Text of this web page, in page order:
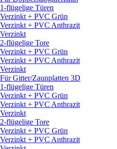
1-flügelige Türen
Verzinkt + PVC Grün
Verzinkt + PVC Anthrazit
Verzinkt
2-flügelige Tore
Verzinkt + PVC Grün
Verzinkt + PVC Anthrazit
Verzinkt
Für Gitter/Zaunplatten 3D
1-flügelige Türen
Verzinkt + PVC Grün
Verzinkt + PVC Anthrazit
Verzinkt
2-flügelige Tore
Verzinkt + PVC Grün
Verzinkt + PVC Anthrazit